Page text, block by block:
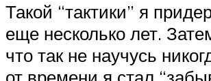
Такой “тактики” я
еще несколько лет.
что так не научусь